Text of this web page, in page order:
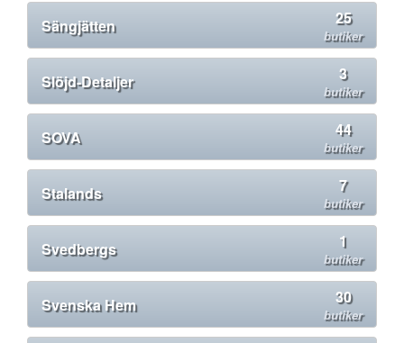
Sängjätten 25
butiker
Slöjd-Detaljer 3
butiker
SOVA 44
butiker
Stalands 7
butiker
Svedbergs 1
butiker
Svenska Hem 30
butiker